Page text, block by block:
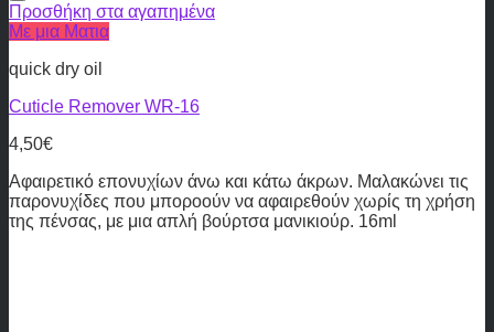
Προσθήκη στα αγαπημένα
Με μια Ματια
quick dry oil
Cuticle Remover WR-16
4,50€
Αφαιρετικό επονυχίων άνω και κάτω άκρων. Μαλακώνει τις
παρονυχίδες που μποροούν να αφαιρεθούν χωρίς τη χρήση
της πένσας, με μια απλή βούρτσα μανικιούρ. 16ml